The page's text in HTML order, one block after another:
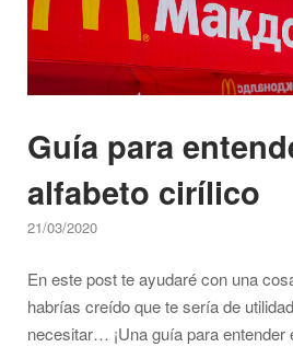
Guía para
alfabeto cirílico
21/03/2020
En este post te ayudaré con una
habrías creído que te sería de
necesitar… ¡Una guía para entender